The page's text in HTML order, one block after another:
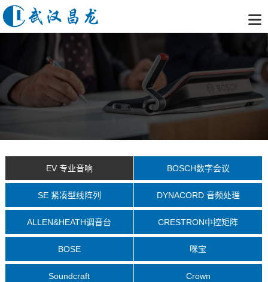
EV 专业音响 BOSCH数字会议
SE 紧凑型线阵列 DYNACORD 音频处理
ALLEN&HEATH调音台 CRESTRON中控矩阵
BOSE 咪宝
Soundcraft Crown